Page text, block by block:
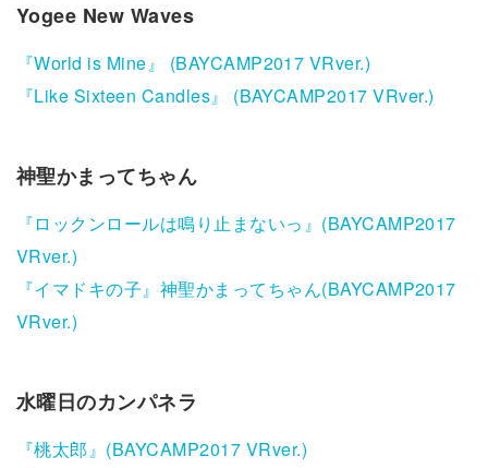
Yogee New Waves
『World is Mine』 (BAYCAMP2017 VRver.)
『Like Sixteen Candles』 (BAYCAMP2017 VRver.)
神聖かまってちゃん
『ロックンロールは鳴り止まないっ』(BAYCAMP2017
VRver.)
『イマドキの子』神聖かまってちゃん(BAYCAMP2017
VRver.)
水曜日のカンパネラ
『桃太郎』(BAYCAMP2017 VRver.)